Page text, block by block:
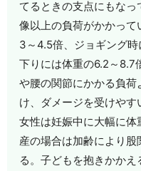
てるときの支点にもな
像以上の負荷がかかっ
3～4.5倍、ジョギング
下りには体重の6.2～8.7
や腰の関節にかかる負
け、ダメージを受けやす
女性は妊娠中に大幅に
産の場合は加齢により股
る。子どもを抱きかか